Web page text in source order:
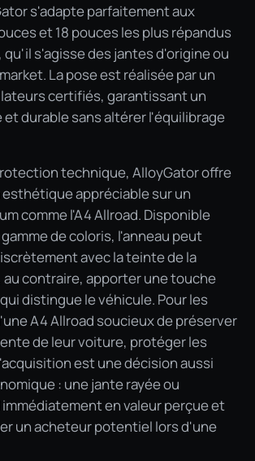
s'adapte parfaitement aux
et 18 pouces les plus répandus
qu'il s'agisse des jantes d'origine ou
La pose est réalisée par un
certifiés, garantissant un
durable sans altérer l'équilibrage
technique, AlloyGator offre
appréciable sur un
comme l'A4 Allroad. Disponible
de coloris, l'anneau peut
avec la teinte de la
au contraire, apporter une touche
distingue le véhicule. Pour les
A4 Allroad soucieux de préserver
de leur voiture, protéger les
est une décision aussi
: une jante rayée ou
en valeur perçue et
un acheteur potentiel lors d'une